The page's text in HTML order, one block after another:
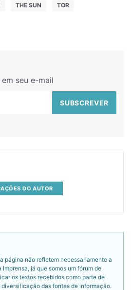
THE SUN TOR
seu e-mail
DO AUTOR
página não refletem necessariamente a
já que somos um fórum de
os textos recebidos como parte de
das fontes de informação.